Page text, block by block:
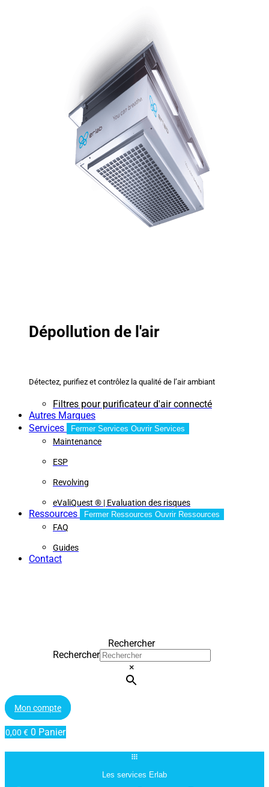
Dépollution de l'air
Détectez, purifiez et contrôlez la qualité de l’air ambiant
Filtres pour purificateur d'air connecté
Autres Marques
Services
Fermer Services Ouvrir Services
Maintenance
ESP
Revolving
eValiQuest ® | Evaluation des risques
Ressources Fermer Ressources Ouvrir Ressources
FAQ
Guides
Contact
Rechercher
Rechercher
×
Mon compte
0,00 € 0 Panier
Les services Erlab